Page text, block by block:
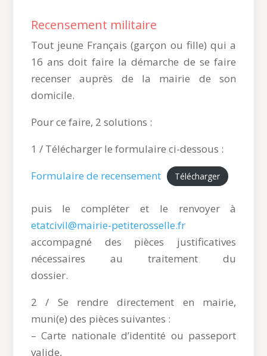
Recensement militaire
Tout jeune Français (garçon ou fille) qui a
16 ans doit faire la démarche de se faire
recenser auprès de la mairie de son
domicile.
Pour ce faire, 2 solutions :
1 / Télécharger le formulaire ci-dessous :
Formulaire de recensement
Télécharger
puis le compléter et le renvoyer à
etatcivil@mairie-petiterosselle.fr
accompagné des pièces justificatives
nécessaires au traitement du
dossier.
2 / Se rendre directement en mairie,
muni(e) des pièces suivantes :
– Carte nationale d’identité ou passeport
valide,